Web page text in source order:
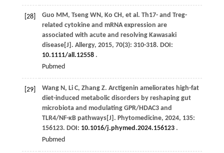
[28] Guo MM, Tseng WN, Ko CH, et al. Th17- and Treg-
related cytokine and mRNA expression are
associated with acute and resolving Kawasaki
disease[J]. Allergy, 2015, 70(3): 310-318. DOI:
10.1111/all.12558.
Pubmed
[29] Wang N, Li C, Zhang Z. Arctigenin ameliorates high-fat
diet-induced metabolic disorders by reshaping gut
microbiota and modulating GPR/HDAC3 and
TLR4/NF-κB pathways[J]. Phytomedicine, 2024, 135:
156123. DOI: 10.1016/j.phymed.2024.156123.
Pubmed